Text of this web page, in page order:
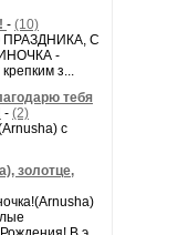
- (10)
С
-
з...
тебя
- (2)
с
золотце,